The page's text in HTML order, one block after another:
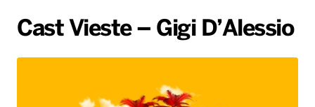
Hit Dance
Giochi&Concorsi
PALATOUR
Locali
Musica e Spettacolo
Playlist
Generale
Novità
Notiziario
Gallery
Radio Norba News TV
Cast Vieste – Gigi D’Alessio